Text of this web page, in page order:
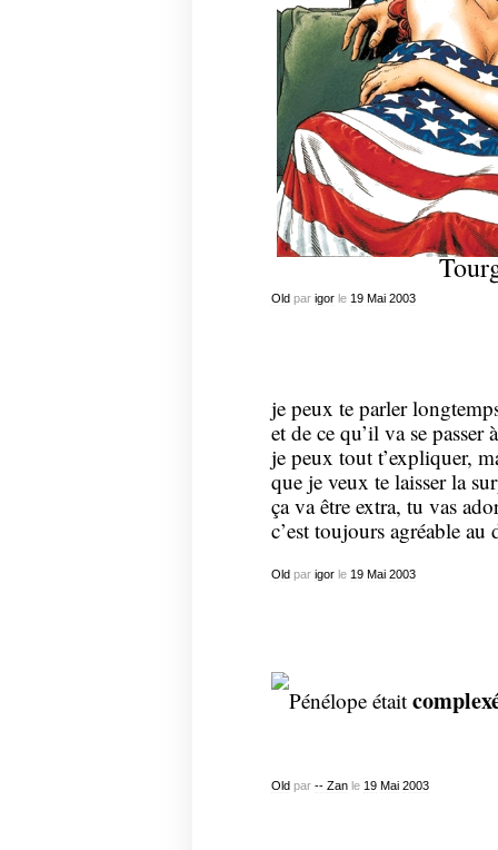
Oldpar igorle 19 Mai 2003
je peux te parler
et de ce qu’il va se passer
je peux tout t’expliquer,
que je veux te laisser la
ça va être extra, tu vas
c’est toujours agréable
Oldpar igorle 19 Mai 2003
Pénélope était
Oldpar -- Zanle 19 Mai 2003